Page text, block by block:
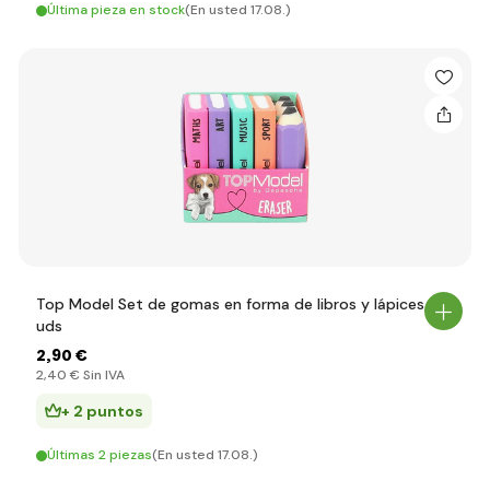
Última pieza en stock(En usted 17.08.)
Top Model Set de gomas en forma de libros y lápices, 7
uds
2,90 €
2,40 € Sin IVA
+ 2 puntos
Últimas 2 piezas(En usted 17.08.)